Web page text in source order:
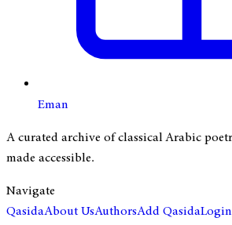
Eman
A curated archive of classical Arabic
made accessible.
Navigate
QasidaAbout UsAuthorsAdd QasidaLogin